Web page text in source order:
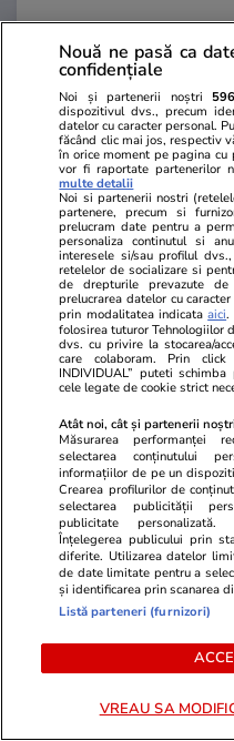
Wowbiz.ro
Cum arată fiul
la 17 ani! Fratele
artiste a publicat o
premieră cu Petru
POLITIC
Politică
Culise și stenograme
ședința cu scântei de
„Vânătoare de
Politică
Conducerile a 6 filiale
fost dizolvate în
Politic Național. Ce
demiși de Ilie Bolojan
Nouă ne pasă ca
confidențiale
Noi și partenerii noștri 596
dispozitivul dvs., precum
datelor cu caracter personal.
făcând clic mai jos, respectiv
în orice moment pe pagina
vor fi raportate partenerilor
multe detalii
Noi si partenerii nostri
partenere, precum si
prelucram date pentru a
personaliza continutul si
interesele si/sau profilul
retelelor de socializare si
de drepturile prevazute
prelucrarea datelor cu
prin modalitatea indicataaici.
folosirea tuturor Tehnologiilor
dvs. cu privire la stocarea/
care colaboram. Prin click
INDIVIDUAL” puteti
cele legate de cookie strict
Atât noi, cât și partenerii
Măsurarea performanței
selectarea conținutului
informațiilor de pe un
Crearea profilurilor de
selectarea publicității
publicitate personalizată.
Înțelegerea publicului prin
diferite. Utilizarea datelor
de date limitate pentru a
și identificarea prin scanarea
Listă parteneri (furnizori)
VREAU SA